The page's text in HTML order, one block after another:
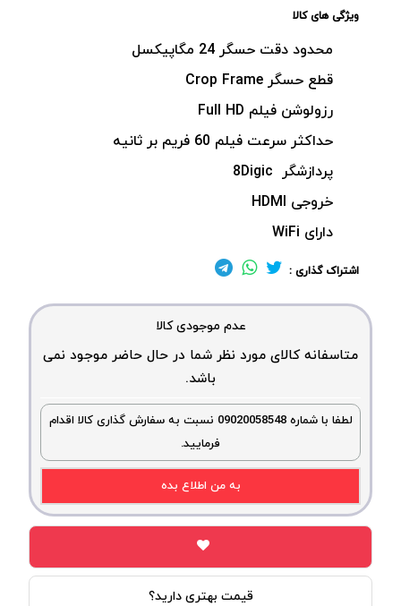
ویژگی های کالا
محدود دقت حسگر 24 مگاپیکسل
قطع حسگر Crop Frame
رزولوشن فیلم Full HD
حداکثر سرعت فیلم 60 فریم بر ثانیه
پردازشگر
Digic
8
خروجی HDMI
دارای WiFi
اشتراک گذاری :
عدم موجودی کالا
متاسفانه کالای مورد نظر شما در حال حاضر موجود نمی
باشد.
لطفا با شماره 09020058548 نسبت به سفارش گذاری کالا اقدام
فرمایید.
به من اطلاع بده
قیمت بهتری دارید؟